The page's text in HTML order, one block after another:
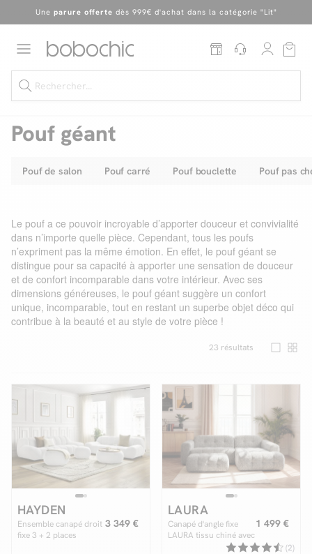
En ce moment, profitez d'untapis offert dès 1299€ de canapé
Excellent
Uneparure offerte
Nouveautés
Livraison rapide
Vos intérieurs
Livraison
Conseil sur mesure
Mieux nous connaître
Pouf géant
Pouf de salon Pouf carré Pouf bouclette Pouf pas
Le pouf a ce pouvoir incroyable d’apporter douceur et convivialité
dans n’importe quelle pièce. Cependant, tous les poufs
n’expriment pas la même émotion. En effet, le pouf géant se
distingue pour sa capacité à apporter une sensation de douceur
et de confort incomparable dans votre intérieur. Avec ses
dimensions généreuses, le pouf géant suggère un confort
unique, incomparable, tout en restant un superbe objet déco qui
contribue à la beauté et au style de votre pièce !
23 résultats
HAYDEN
Ensemble canapé droit
fixe 3 + 2 places
3 349 €
LAURA
Canapé d'angle fixe
LAURA tissu chiné avec
1 499 €
(2)